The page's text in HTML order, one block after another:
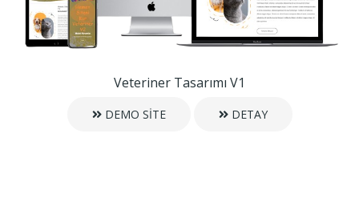
Veteriner Tasarımı V1
DEMO SİTE DETAY